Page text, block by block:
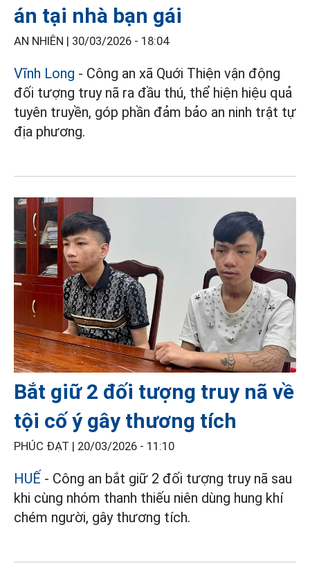
án tại nhà bạn gái
AN NHIÊN | 30/03/2026 - 18:04
Vĩnh Long - Công an xã Quới Thiện vận động
đối tượng truy nã ra đầu thú, thể hiện hiệu quả
tuyên truyền, góp phần đảm bảo an ninh trật tự
địa phương.
Bắt giữ 2 đối tượng truy nã về
tội cố ý gây thương tích
PHÚC ĐẠT | 20/03/2026 - 11:10
HUẾ - Công an bắt giữ 2 đối tượng truy nã sau
khi cùng nhóm thanh thiếu niên dùng hung khí
chém người, gây thương tích.